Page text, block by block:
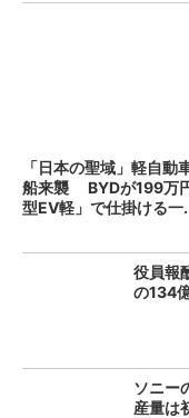
「日本の聖域」軽自動
船来襲 BYDが199万
型EV軽」で仕掛ける一
役員報
の134
ソニー
産量は